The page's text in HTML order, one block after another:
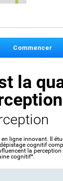
Commencer
la
ligne innovant. Il
cognitif
la
cognitif*.